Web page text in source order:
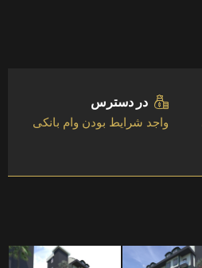
در دسترس
واجد شرایط بودن وام بانکی